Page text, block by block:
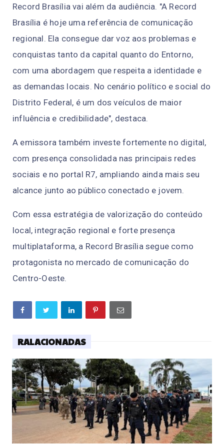
Record Brasília vai além da audiência. "A Record
Brasília é hoje uma referência de comunicação
regional. Ela consegue dar voz aos problemas e
conquistas tanto da capital quanto do Entorno,
com uma abordagem que respeita a identidade e
as demandas locais. No cenário político e social do
Distrito Federal, é um dos veículos de maior
influência e credibilidade", destaca.
A emissora também investe fortemente no digital,
com presença consolidada nas principais redes
sociais e no portal R7, ampliando ainda mais seu
alcance junto ao público conectado e jovem.
Com essa estratégia de valorização do conteúdo
local, integração regional e forte presença
multiplataforma, a Record Brasília segue como
protagonista no mercado de comunicação do
Centro-Oeste.
RALACIONADAS